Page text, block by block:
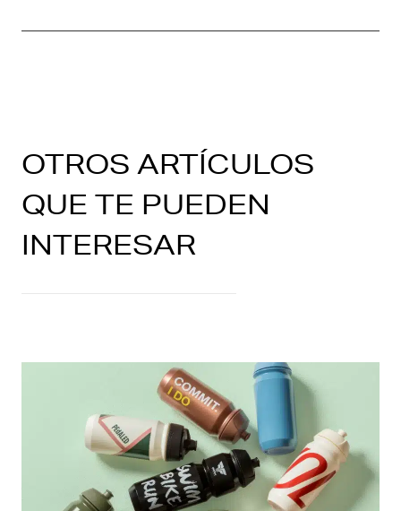
OTROS ARTÍCULOS
QUE TE PUEDEN
INTERESAR